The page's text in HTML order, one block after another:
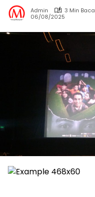
Admin
3 Min Baca
06/08/2025